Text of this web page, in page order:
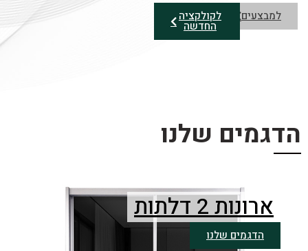
למבצעים לקולקציה
החדשה
הדגמים שלנו
ארונות 2 דלתות
הדגמים שלנו